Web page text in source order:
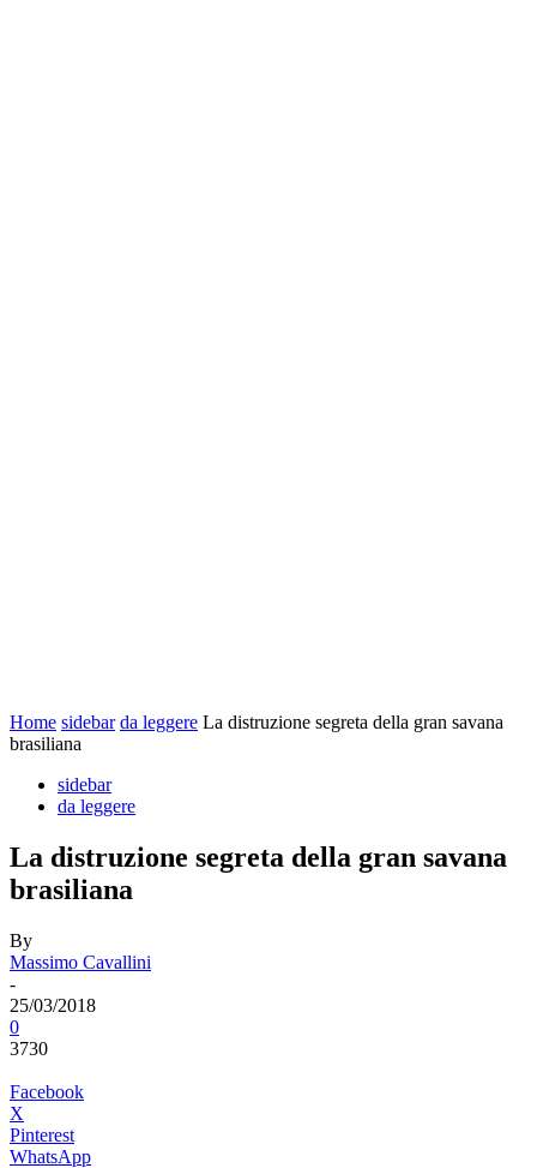
Home sidebar da leggere La distruzione segreta della gran savana
brasiliana
sidebar
da leggere
La distruzione segreta della gran savana
brasiliana
By
Massimo Cavallini
-
25/03/2018
0
3730
Facebook
X
Pinterest
WhatsApp